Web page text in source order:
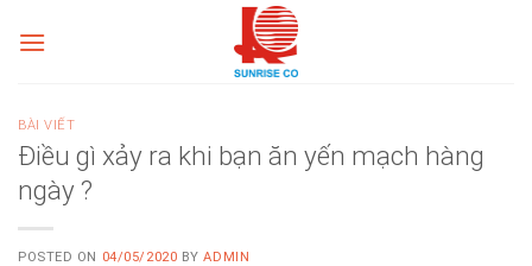
BÀI VIẾT
Điều gì xảy ra khi bạn ăn yến mạch hàng
ngày ?
POSTED ON 04/05/2020 BYADMIN